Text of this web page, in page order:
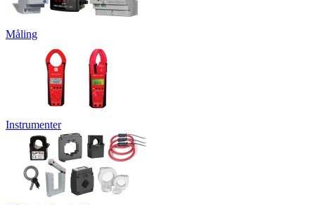
Måling
Instrumenter